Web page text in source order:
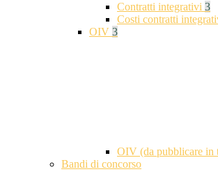
Contratti integrativi 3
Costi contratti
OIV 3
OIV (da pubblicare in
Bandi di concorso